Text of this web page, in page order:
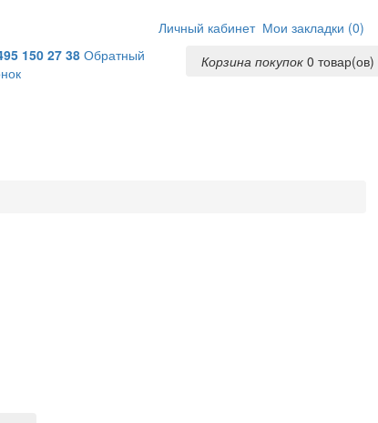
Личный кабинет Мои закладки (0)
150 27 38 Обратный
Корзина покупок 0